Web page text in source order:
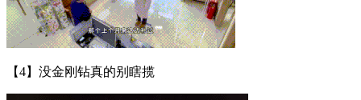
【4】没金刚钻真的别瞎揽